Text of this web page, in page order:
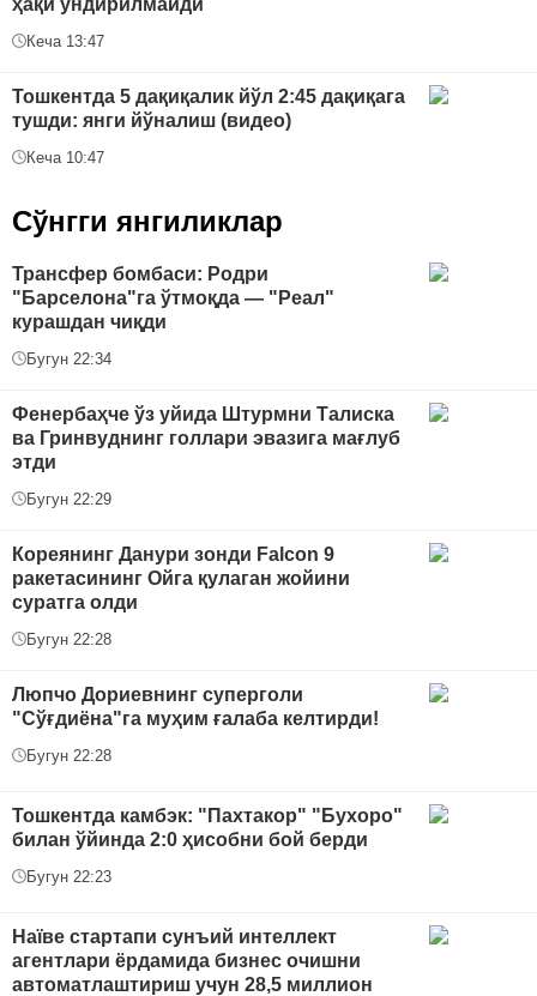
Кеча 13:47
Тошкентда 5 дақиқалик йўл 2:45 дақиқага
тушди: янги йўналиш (видео)
Кеча 10:47
Сўнгги янгиликлар
Трансфер бомбаси: Родри
"Барселона"га ўтмоқда — "Реал"
курашдан чиқди
Бугун 22:34
Фенербаҳче ўз уйида Штурмни Талиска
ва Гринвуднинг голлари эвазига мағлуб
этди
Бугун 22:29
Кореянинг Данури зонди Falcon 9
ракетасининг Ойга қулаган жойини
суратга олди
Бугун 22:28
Люпчо Дориевнинг суперголи
"Сўғдиёна"га муҳим ғалаба келтирди!
Бугун 22:28
Тошкентда камбэк: "Пахтакор" "Бухоро"
билан ўйинда 2:0 ҳисобни бой берди
Бугун 22:23
Наïве стартапи сунъий интеллект
агентлари ёрдамида бизнес очишни
автоматлаштириш учун 28,5 миллион